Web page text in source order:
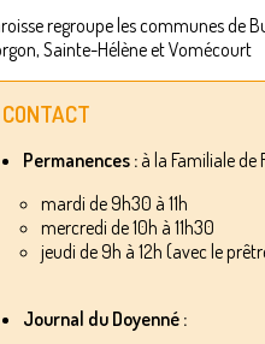
regroupe les communes de
Sainte-Hélène et Vomécourt
Permanences : à la Familiale
mardi de 9h30 à 11h
mercredi de 10h à 11h30
jeudi de 9h à 12h (avec le
Journal du Doyenné :